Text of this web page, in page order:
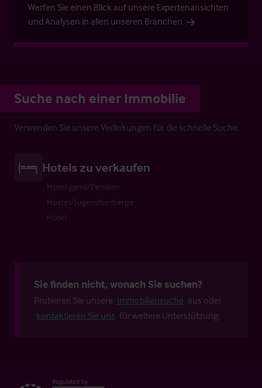
Werfen Sie einen Blick auf unsere Expertenansichten
und Analysen in allen unseren Branchen
Suche nach einer Immobilie
Verwenden Sie unsere Verlinkungen für die schnelle Suche.
Hotels zu verkaufen
Hotel garni/Pension
Hostel/Jugendherberge
Hotel
Sie finden nicht, wonach Sie suchen?
Probieren Sie unsere Immobiliensuche aus oder
kontaktieren Sie uns für weitere Unterstützung.